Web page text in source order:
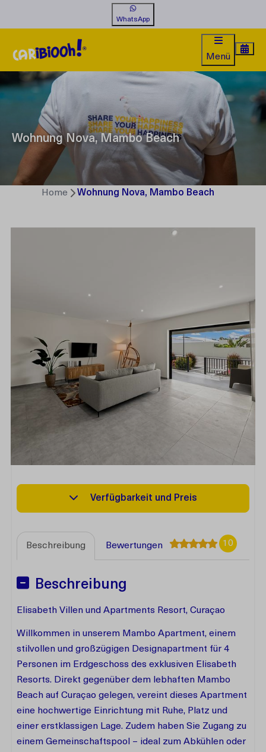
WhatsApp
Menü
Wohnung Nova, Mambo Beach
Home Wohnung Nova, Mambo Beach
Verfügbarkeit und Preis
Beschreibung Bewertungen 10
Beschreibung
Elisabeth Villen und Apartments Resort, Curaçao
Willkommen in unserem Mambo Apartment, einem
stilvollen und großzügigen Designapartment für 4
Personen im Erdgeschoss des exklusiven Elisabeth
Resorts. Direkt gegenüber dem lebhaften Mambo
Beach auf Curaçao gelegen, vereint dieses Apartment
eine hochwertige Einrichtung mit Ruhe, Platz und
einer erstklassigen Lage. Zudem haben Sie Zugang zu
einem Gemeinschaftspool – ideal zum Abkühlen oder